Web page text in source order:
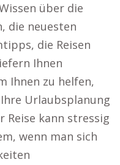
über die
die neuesten
die Reisen
Ihnen
Ihnen zu helfen,
Urlaubsplanung
Reise kann stressig
wenn man sich